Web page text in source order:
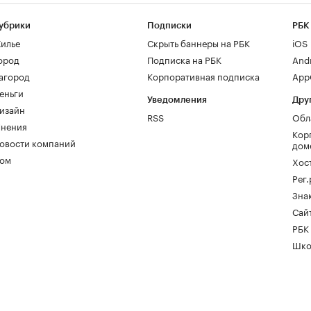
компаний
Подписки
Скрыть баннеры на РБК
Подписка на РБК
Корпоративная подписка
Уведомления
RSS
РБК
iOS